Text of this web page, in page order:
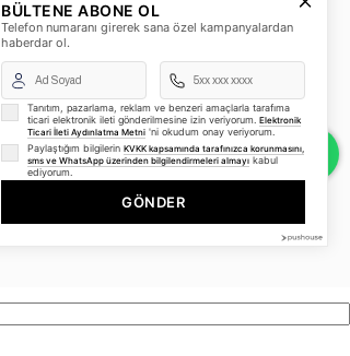
BÜLTENE ABONE OL
Telefon numaranı girerek sana özel kampanyalardan
haberdar ol.
Tanıtım, pazarlama, reklam ve benzeri amaçlarla tarafıma
ticari elektronik ileti gönderilmesine izin veriyorum. Elektronik
Ticari İleti Aydınlatma Metni 'ni okudum onay veriyorum.
Paylaştığım bilgilerin KVKK kapsamında tarafınızca korunmasını,
sms ve WhatsApp üzerinden bilgilendirmeleri almayı kabul
ediyorum.
GÖNDER